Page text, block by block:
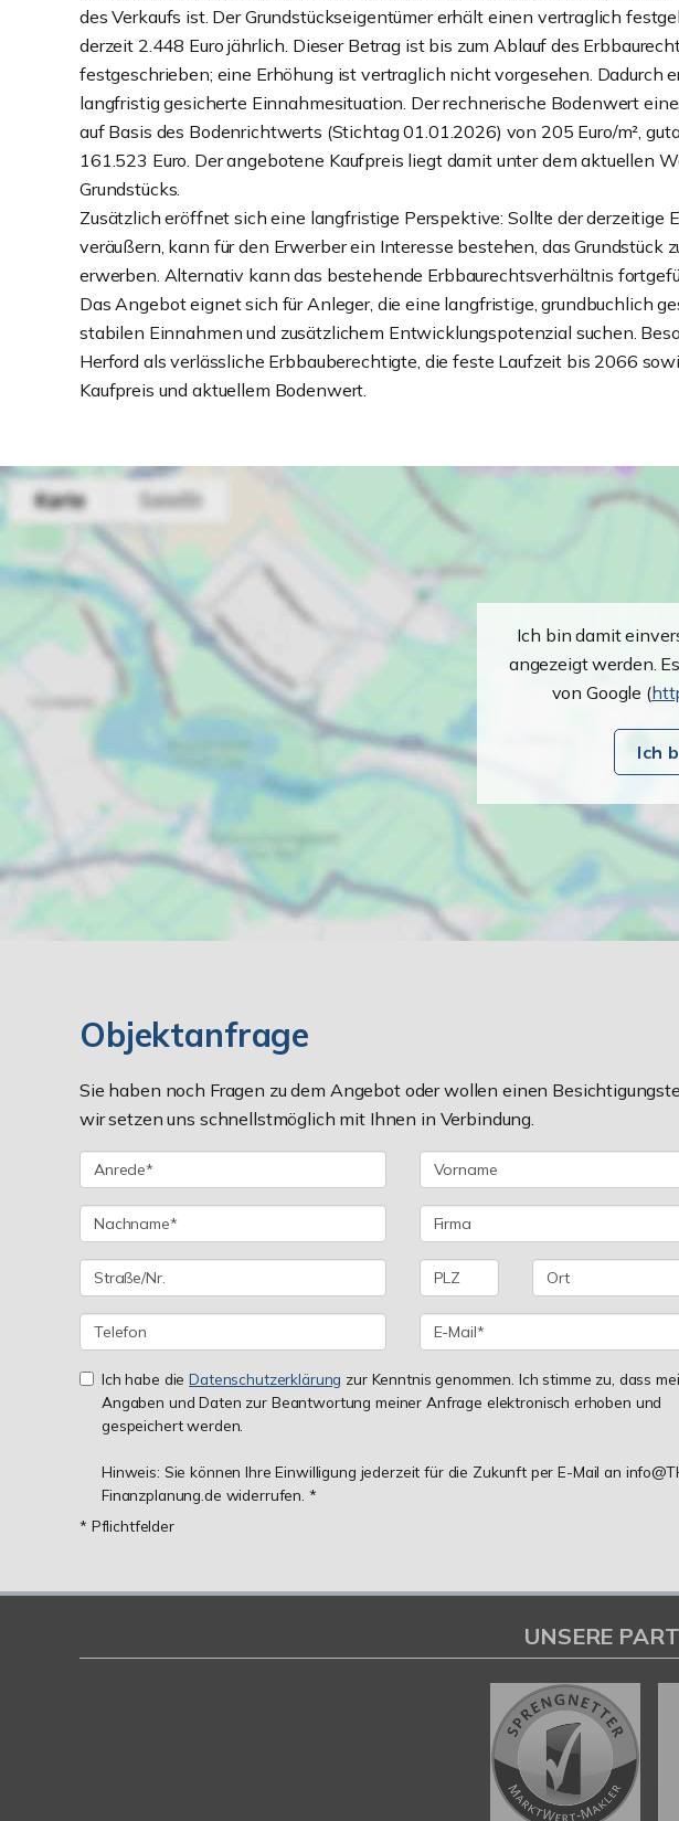
des Verkaufs ist. Der Grundstückseigentümer erhält einen vertraglich
derzeit 2.448 Euro jährlich. Dieser Betrag ist bis zum Ablauf des
festgeschrieben; eine Erhöhung ist vertraglich nicht vorgesehen. Dadurch
langfristig gesicherte Einnahmesituation. Der rechnerische Bodenwert
auf Basis des Bodenrichtwerts (Stichtag 01.01.2026) von 205 Euro/m²,
161.523 Euro. Der angebotene Kaufpreis liegt damit unter dem aktuellen
Grundstücks.
Zusätzlich eröffnet sich eine langfristige Perspektive: Sollte der derzeitige
veräußern, kann für den Erwerber ein Interesse bestehen, das Grundstück
erwerben. Alternativ kann das bestehende Erbbaurechtsverhältnis
Das Angebot eignet sich für Anleger, die eine langfristige, grundbuchlich
stabilen Einnahmen und zusätzlichem Entwicklungspotenzial suchen.
Herford als verlässliche Erbbauberechtigte, die feste Laufzeit bis 2066
Kaufpreis und aktuellem Bodenwert.
Ich bin damit
angezeigt werden.
von Google (
Ich
Objektanfrage
Sie haben noch Fragen zu dem Angebot oder wollen einen
wir setzen uns schnellstmöglich mit Ihnen in Verbindung.
Ich habe dieDatenschutzerklärung zur Kenntnis genommen. Ich stimme zu, dass
Angaben und Daten zur Beantwortung meiner Anfrage elektronisch erhoben und
gespeichert werden.
Hinweis: Sie können Ihre Einwilligung jederzeit für die Zukunft per E-Mail an
Finanzplanung.de widerrufen. *
* Pflichtfelder
UNSERE